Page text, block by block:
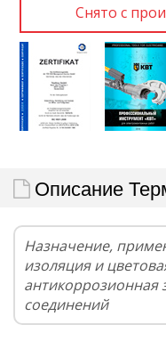
Описание
Назначение,
изоляция и
антикоррозионная
соединений